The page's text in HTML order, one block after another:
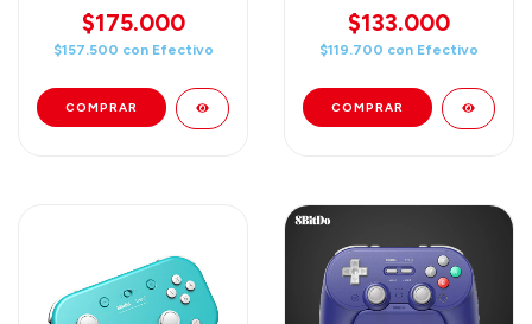
$175.000
$157.500 con Efectivo
$133.000
$119.700 con Efectivo